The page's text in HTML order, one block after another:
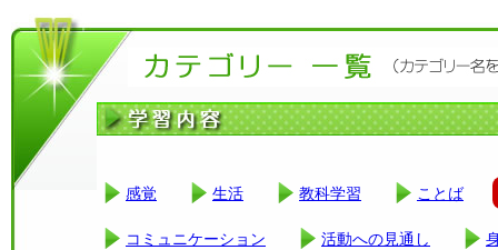
感覚 生活 教科学習 ことば
コミュニケーション 活動への見通し